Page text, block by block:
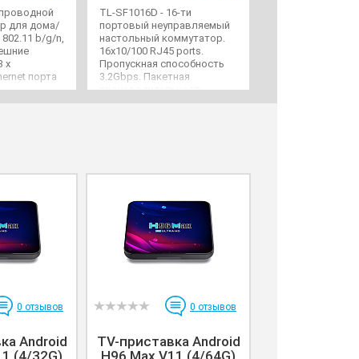
для дома/
802.11 b/g/n,
x
порта
TL-SF1016D - 16-ти
портовый неуправляемый
настольный коммутатор.
16x10/100 RJ45 ports.
Пропускная способность
3.2Gbps. Пакетная
производительность
0 отзывов
Android
(4/32G)
0 отзывов
TV-приставка Android
H96 Max V11 (4/64G)